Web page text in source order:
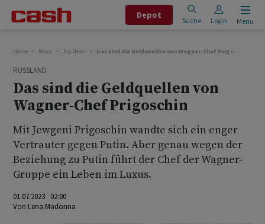
Depot
Suche Login Menu
Home News Top News Das sind die Geldquellen von Wagner-Chef Prigoschin
RUSSLAND
Das sind die Geldquellen von
Wagner-Chef Prigoschin
Mit Jewgeni Prigoschin wandte sich ein enger
Vertrauter gegen Putin. Aber genau wegen der
Beziehung zu Putin führt der Chef der Wagner-
Gruppe ein Leben im Luxus.
01.07.2023 02:00
Von Lena Madonna